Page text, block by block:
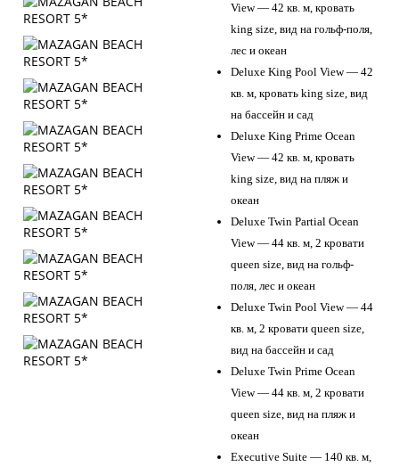
View — 42 кв. м, кровать
king size, вид на гольф-поля,
лес и океан
Deluxe King Pool View — 42
кв. м, кровать king size, вид
на бассейн и сад
Deluxe King Prime Ocean
View — 42 кв. м, кровать
king size, вид на пляж и
океан
Deluxe Twin Partial Ocean
View — 44 кв. м, 2 кровати
queen size, вид на гольф-
поля, лес и океан
Deluxe Twin Pool View — 44
кв. м, 2 кровати queen size,
вид на бассейн и сад
Deluxe Twin Prime Ocean
View — 44 кв. м, 2 кровати
queen size, вид на пляж и
океан
Executive Suite — 140 кв. м,